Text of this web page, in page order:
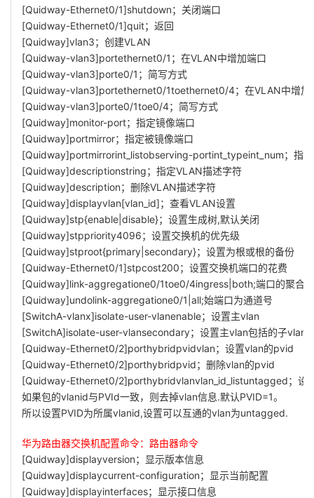
[Quidway-Ethernet0/1]shutdown；关闭端口
[Quidway-Ethernet0/1]quit；返回
[Quidway]vlan3；创建VLAN
[Quidway-vlan3]portethernet0/1；在VLAN中增加端口
[Quidway-vlan3]porte0/1；简写方式
[Quidway-vlan3]portethernet0/1toethernet0/4；在VLAN中增加
[Quidway-vlan3]porte0/1toe0/4；简写方式
[Quidway]monitor-port；指定镜像端口
[Quidway]portmirror；指定被镜像端口
[Quidway]portmirrorint_listobserving-portint_typeint_num；指定
[Quidway]descriptionstring；指定VLAN描述字符
[Quidway]description；删除VLAN描述字符
[Quidway]displayvlan[vlan_id]；查看VLAN设置
[Quidway]stp{enable|disable}；设置生成树,默认关闭
[Quidway]stppriority4096；设置交换机的优先级
[Quidway]stproot{primary|secondary}；设置为根或根的备份
[Quidway-Ethernet0/1]stpcost200；设置交换机端口的花费
[Quidway]link-aggregatione0/1toe0/4ingress|both;端口的聚合
[Quidway]undolink-aggregatione0/1|all;始端口为通道号
[SwitchA-vlanx]isolate-user-vlanenable；设置主vlan
[SwitchA]isolate-user-vlansecondary；设置主vlan包括的子vlan
[Quidway-Ethernet0/2]porthybridpvidvlan；设置vlan的pvid
[Quidway-Ethernet0/2]porthybridpvid；删除vlan的pvid
[Quidway-Ethernet0/2]porthybridvlanvlan_id_listuntagged；设
如果包的vlanid与PVId一致，则去掉vlan信息.默认PVID=1。
所以设置PVID为所属vlanid,设置可以互通的vlan为untagged.
华为路由器交换机配置命令：路由器命令
[Quidway]displayversion；显示版本信息
[Quidway]displaycurrent-configuration；显示当前配置
[Quidway]displayinterfaces；显示接口信息